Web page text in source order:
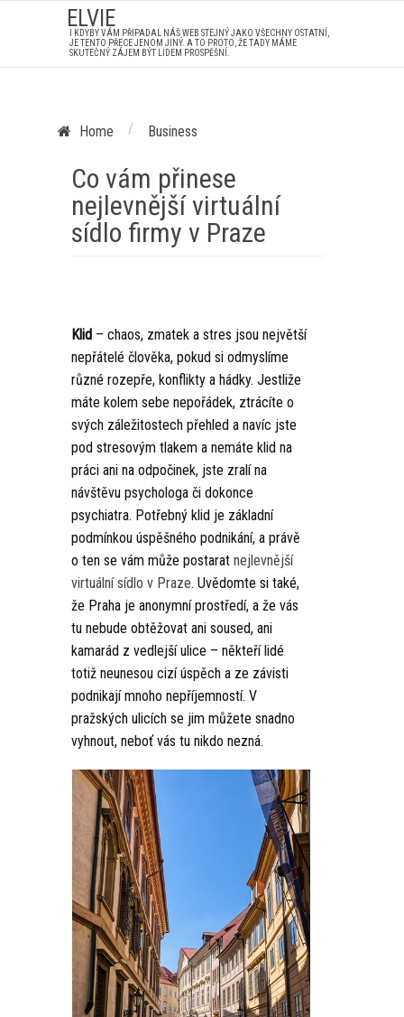
ELVIE
I KDYBY VÁM PŘIPADAL NÁŠ WEB STEJNÝ JAKO VŠECHNY OSTATNÍ,
JE TENTO PŘECE JENOM JINÝ. A TO PROTO, ŽE TADY MÁME
SKUTEČNÝ ZÁJEM BÝT LIDEM PROSPĚŠNÍ.
Home / Business
Co vám přinese
nejlevnější virtuální
sídlo firmy v Praze
Klid – chaos, zmatek a stres jsou největší
nepřátelé člověka, pokud si odmyslíme
různé rozepře, konflikty a hádky. Jestliže
máte kolem sebe nepořádek, ztrácíte o
svých záležitostech přehled a navíc jste
pod stresovým tlakem a nemáte klid na
práci ani na odpočinek, jste zralí na
návštěvu psychologa či dokonce
psychiatra. Potřebný klid je základní
podmínkou úspěšného podnikání, a právě
o ten se vám může postarat nejlevnější
virtuální sídlo v Praze. Uvědomte si také,
že Praha je anonymní prostředí, a že vás
tu nebude obtěžovat ani soused, ani
kamarád z vedlejší ulice – někteří lidé
totiž neunesou cizí úspěch a ze závisti
podnikají mnoho nepříjemností. V
pražských ulicích se jim můžete snadno
vyhnout, neboť vás tu nikdo nezná.